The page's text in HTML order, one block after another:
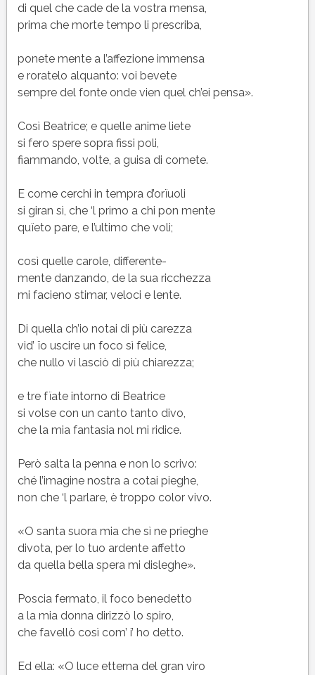
di quel che cade de la vostra mensa,
prima che morte tempo li prescriba,
ponete mente a l’affezione immensa
e roratelo alquanto: voi bevete
sempre del fonte onde vien quel ch’ei pensa».
Così Beatrice; e quelle anime liete
si fero spere sopra fissi poli,
fiammando, volte, a guisa di comete.
E come cerchi in tempra d’orïuoli
si giran sì, che ‘l primo a chi pon mente
quïeto pare, e l’ultimo che voli;
così quelle carole, differente-
mente danzando, de la sua ricchezza
mi facieno stimar, veloci e lente.
Di quella ch’io notai di più carezza
vid’ ïo uscire un foco sì felice,
che nullo vi lasciò di più chiarezza;
e tre fïate intorno di Beatrice
si volse con un canto tanto divo,
che la mia fantasia nol mi ridice.
Però salta la penna e non lo scrivo:
ché l’imagine nostra a cotai pieghe,
non che ‘l parlare, è troppo color vivo.
«O santa suora mia che sì ne prieghe
divota, per lo tuo ardente affetto
da quella bella spera mi disleghe».
Poscia fermato, il foco benedetto
a la mia donna dirizzò lo spiro,
che favellò così com’ i’ ho detto.
Ed ella: «O luce etterna del gran viro